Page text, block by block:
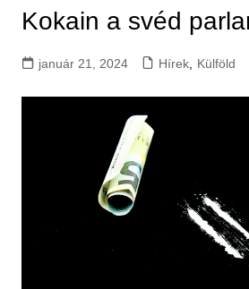
Kokain a svéd
január 21, 2024 Hírek, Külföld